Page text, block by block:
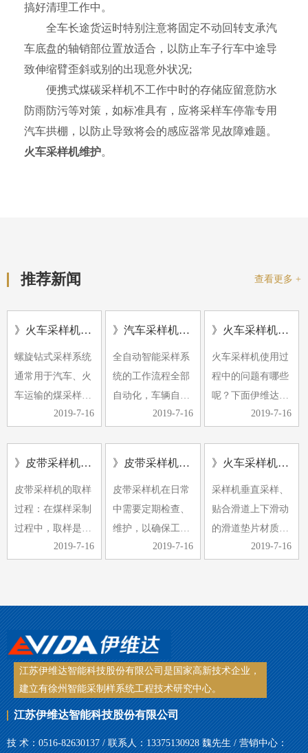
搞好清理工作中。
全车长途货运时特别注意将固定不动回转支承汽
车底盘的轴销部位置放适合，以防止车子行车中途导
致伸缩臂歪斜或别的出现意外状况;
便携式煤碳采样机不工作中时的存储应留意防水
防雨防污等对策，如标准具有，应将采样车停靠专用
汽车拱棚，以防止导致将会的感应器常见故障难题。
火车采样机维护。
推荐新闻 查看更多 +
》火车采样机的应用及形式
螺旋钻式采样系统
通常用于汽车、火
车运输的煤采样。
螺旋钻采样机具有
一起放置，形成完
整的称重…
2019-7-16
》汽车采样机常见的故障有哪些
全自动智能采样系
统的工作流程全部
自动化，车辆自动
定位，计算机控制
来，由于煤样要求
的提高和…
2019-7-16
》火车采样机使用过程中的问题
火车采样机使用过
程中的问题有哪些
呢？下面伊维达小
编带大家了解下。
碎机卡住。
2、采…
2019-7-16
》皮带采样机采样过程中煤样的采取是采制化中的重要环节
皮带采样机的取样
过程：在煤样采制
过程中，取样是采
制中的重要环节，
取是关键。手工取
样，常常受到取样
工具、人…
2019-7-16
》皮带采样机日常检查维护
皮带采样机在日常
中需要定期检查、
维护，以确保工作
的顺利进行，同时
么皮带采样机日常
检查维护的工作内
容有哪些…
2019-7-16
》火车采样机使用中有哪些注意事项
采样机垂直采样、
贴合滑道上下滑动
的滑道垫片材质采
用铜板，其耐磨性
力都压在铜板上，
很容易导致滑块脱
落、铜板…
2019-7-16
江苏伊维达智能科技股份有限公司是国家高新技术企业，
建立有徐州智能采制样系统工程技术研究中心。
江苏伊维达智能科技股份有限公司
技 术：0516-82630137 / 联系人：13375130928 魏先生 / 营销中心：